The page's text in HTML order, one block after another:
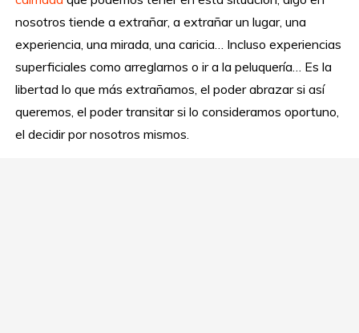
nosotros tiende a extrañar, a extrañar un lugar, una
experiencia, una mirada, una caricia… Incluso experiencias
superficiales como arreglarnos o ir a la peluquería… Es la
libertad lo que más extrañamos, el poder abrazar si así
queremos, el poder transitar si lo consideramos oportuno,
el decidir por nosotros mismos.